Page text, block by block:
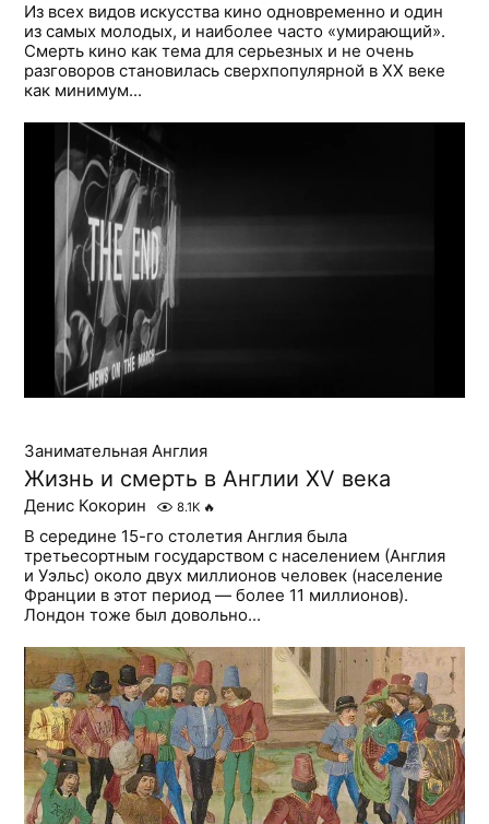
Из всех видов искусства кино одновременно и один
из самых молодых, и наиболее часто «умирающий».
Смерть кино как тема для серьезных и не очень
разговоров становилась сверхпопулярной в ХХ веке
как минимум...
Занимательная Англия
Жизнь и смерть в Англии XV века
Денис Кокорин 8.1K 🔥
В середине 15-го столетия Англия была
третьесортным государством с населением (Англия
и Уэльс) около двух миллионов человек (население
Франции в этот период — более 11 миллионов).
Лондон тоже был довольно...